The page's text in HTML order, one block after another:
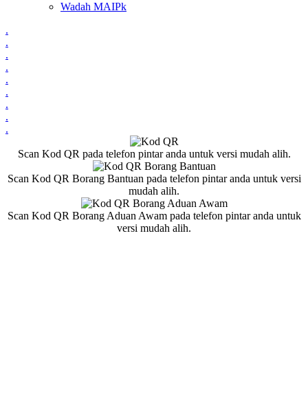
Wadah MAIPk
.
.
.
.
.
.
.
.
.
Scan Kod QR pada telefon pintar anda untuk versi mudah alih.
Scan Kod QR Borang Bantuan pada telefon pintar anda untuk versi
mudah alih.
Scan Kod QR Borang Aduan Awam pada telefon pintar anda untuk
versi mudah alih.